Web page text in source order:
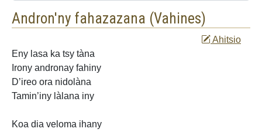
Andron'ny fahazazana (Vahines)
Ahitsio
Eny lasa ka tsy tàna
Irony andronay fahiny
D’ireo ora nidolàna
Tamin’iny làlana iny
Koa dia veloma ihany